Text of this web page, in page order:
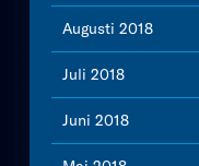
Augusti 2018
Juli 2018
Juni 2018